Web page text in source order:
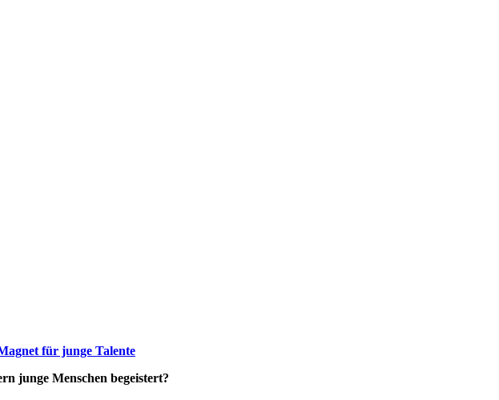
für junge Talente
junge Menschen begeistert?